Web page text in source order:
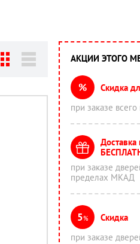
АКЦИИ ЭТОГО
%
Скидка
при заказе
при заказе
пределах МКАД
5%
Скидка
при заказе